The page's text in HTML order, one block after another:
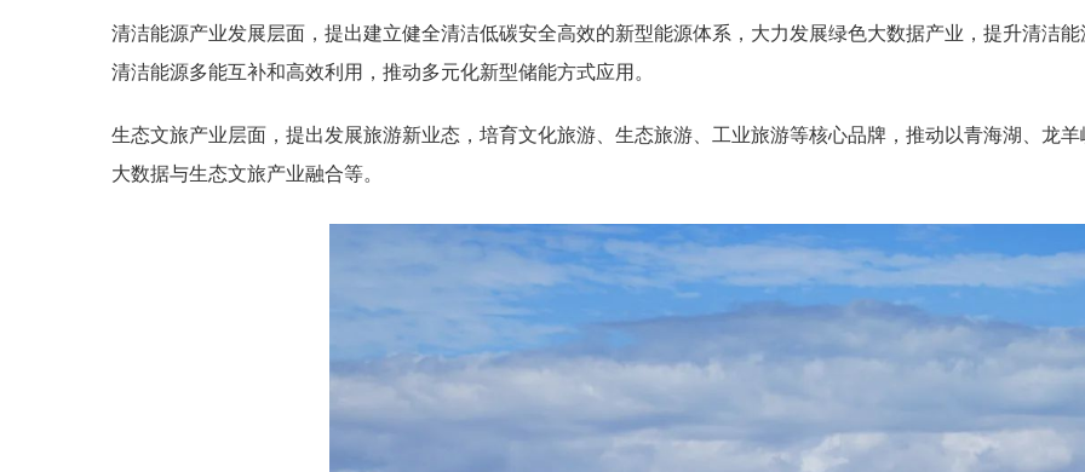
清洁能源产业发展层面，提出建立健全清洁低碳安全高效的新型能源体系，大力发展绿色大数据产业，提升清洁
清洁能源多能互补和高效利用，推动多元化新型储能方式应用。
生态文旅产业层面，提出发展旅游新业态，培育文化旅游、生态旅游、工业旅游等核心品牌，推动以青海湖、龙
大数据与生态文旅产业融合等。